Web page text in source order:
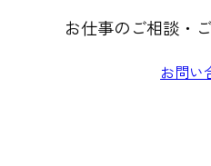
お仕事のご相談・
お問い